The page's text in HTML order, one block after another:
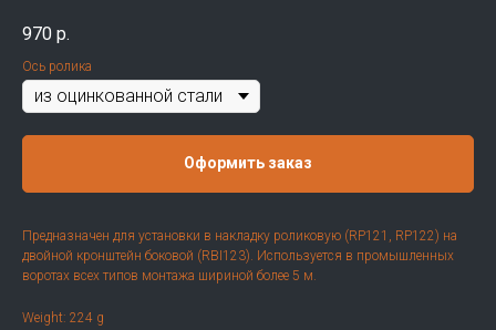
970 р.
Ось ролика
Оформить заказ
Предназначен для установки в накладку роликовую (RP121, RP122) на
двойной кронштейн боковой (RBI123). Используется в промышленных
воротах всех типов монтажа шириной более 5 м.
Weight: 224 g